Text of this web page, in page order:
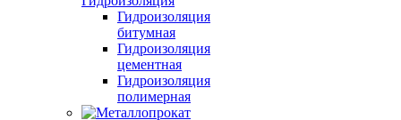
Гидроизоляция
битумная
Гидроизоляция
цементная
Гидроизоляция
полимерная